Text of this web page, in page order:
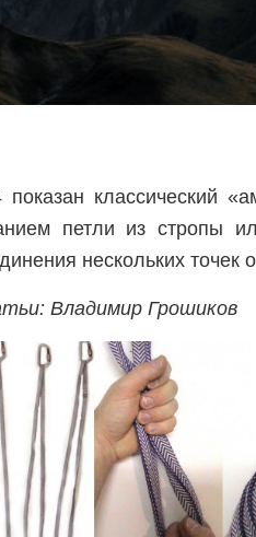
классический
петли из стропы
нескольких
Владимир Грошиков